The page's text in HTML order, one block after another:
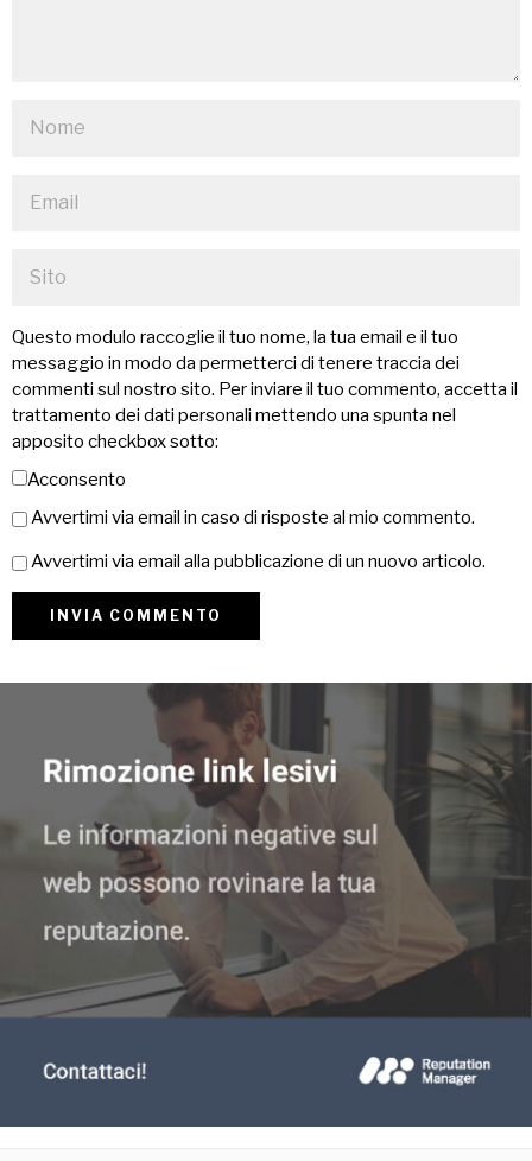
Questo modulo raccoglie il tuo nome, la tua email e il tuo
messaggio in modo da permetterci di tenere traccia dei
commenti sul nostro sito. Per inviare il tuo commento, accetta il
trattamento dei dati personali mettendo una spunta nel
apposito checkbox sotto:
Acconsento
Avvertimi via email in caso di risposte al mio commento.
Avvertimi via email alla pubblicazione di un nuovo articolo.